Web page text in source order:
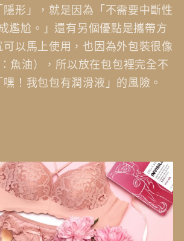
形」，就是因為「不需要中斷性
尷尬。」還有另個優點是攜帶方
以馬上使用，也因為外包裝很像
魚油），所以放在包包裡完全不
！我包包有潤滑液」的風險。